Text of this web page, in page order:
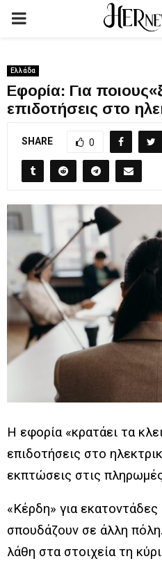
PRIMARY
Ελλάδα
Eφορία: Για
επιδοτήσεις στο
SHARE 0
Η εφορία «κρατάει τα
επιδοτήσεις στο
εκπτώσεις στις
«Κέρδη» για
σπουδάζουν σε άλλη
λάθη στα στοιχεία τη